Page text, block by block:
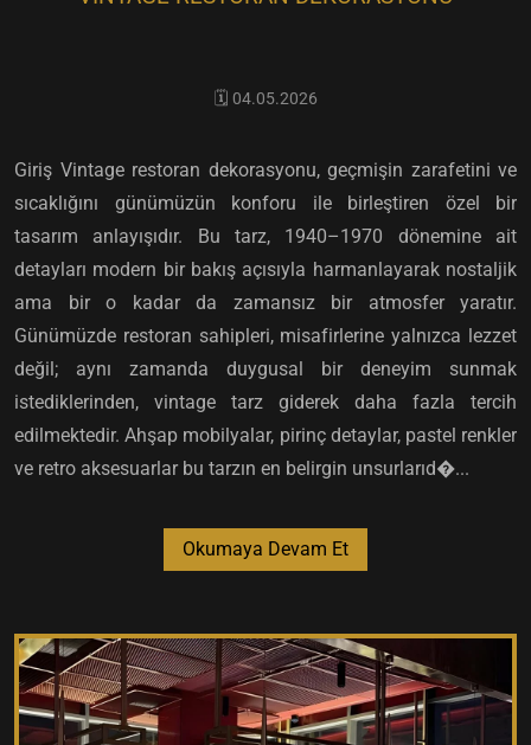
🗓️ 04.05.2026
Giriş Vintage restoran dekorasyonu, geçmişin zarafetini ve
sıcaklığını günümüzün konforu ile birleştiren özel bir
tasarım anlayışıdır. Bu tarz, 1940–1970 dönemine ait
detayları modern bir bakış açısıyla harmanlayarak nostaljik
ama bir o kadar da zamansız bir atmosfer yaratır.
Günümüzde restoran sahipleri, misafirlerine yalnızca lezzet
değil; aynı zamanda duygusal bir deneyim sunmak
istediklerinden, vintage tarz giderek daha fazla tercih
edilmektedir. Ahşap mobilyalar, pirinç detaylar, pastel renkler
ve retro aksesuarlar bu tarzın en belirgin unsurlarıd�...
Okumaya Devam Et